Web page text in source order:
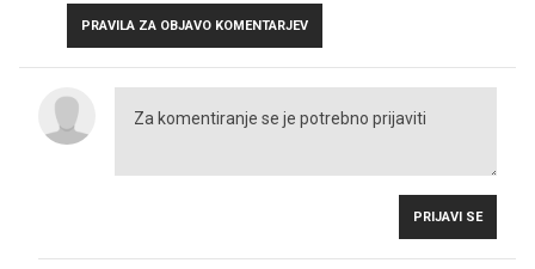
PRAVILA ZA OBJAVO KOMENTARJEV
PRIJAVI SE